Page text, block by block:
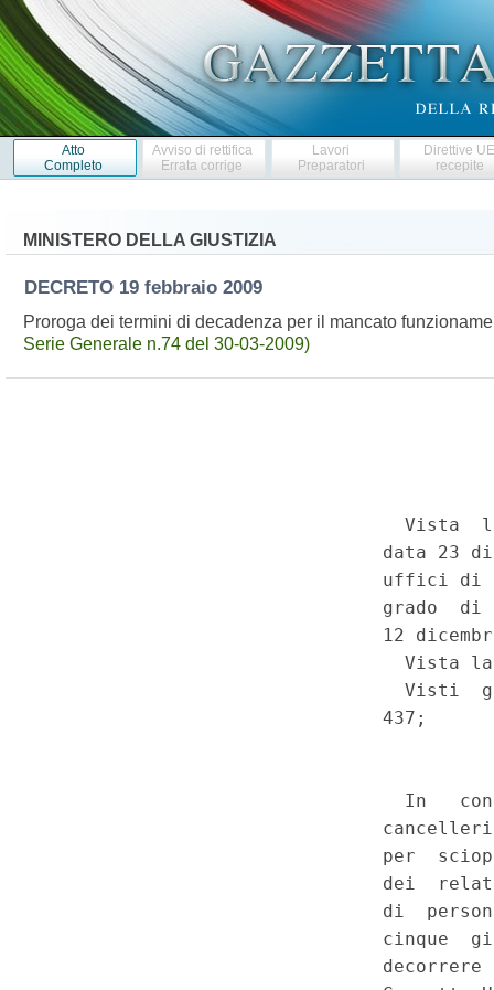
Atto
Completo
Avviso di rettifica
Errata corrige
Lavori
Preparatori
Direttive
recepite
MINISTERO DELLA GIUSTIZIA
DECRETO 19 febbraio 2009
Proroga dei termini di decadenza per il mancato
Serie Generale n.74 del 30-03-2009)